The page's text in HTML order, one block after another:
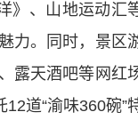
》、山地运动汇
力。同时，景区
露天酒吧等网红
道“渝味360碗”